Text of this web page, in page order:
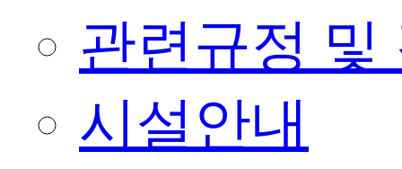
관련규정 및
시설안내